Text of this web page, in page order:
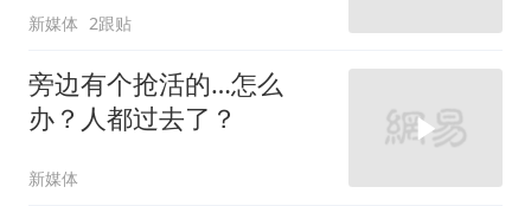
新媒体 2跟贴
旁边有个抢活的…怎么
办？人都过去了？
新媒体